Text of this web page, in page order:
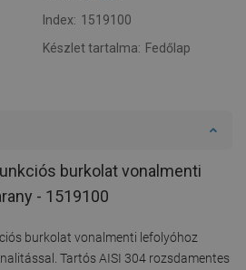
Index: 1519100
Készlet tartalma: Fedőlap
burkolat vonalmenti
- 1519100
burkolat vonalmenti lefolyóhoz
Tartós AISI 304 rozsdamentes